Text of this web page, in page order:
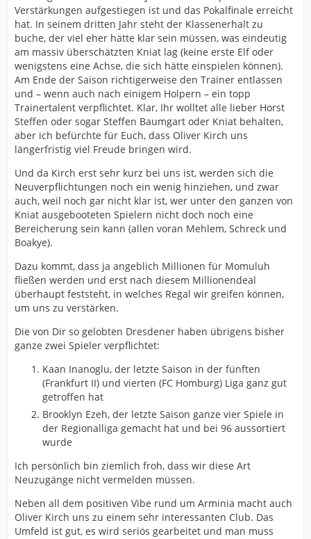
Verstärkungen aufgestiegen ist und das Pokalfinale erreicht
hat. In seinem dritten Jahr steht der Klassenerhalt zu
buche, der viel eher hätte klar sein müssen, was eindeutig
am massiv überschätzten Kniat lag (keine erste Elf oder
wenigstens eine Achse, die sich hätte einspielen können).
Am Ende der Saison richtigerweise den Trainer entlassen
und – wenn auch nach einigem Holpern – ein topp
Trainertalent verpflichtet. Klar, Ihr wolltet alle lieber Horst
Steffen oder sogar Steffen Baumgart oder Kniat behalten,
aber ich befürchte für Euch, dass Oliver Kirch uns
längerfristig viel Freude bringen wird.
Und da Kirch erst sehr kurz bei uns ist, werden sich die
Neuverpflichtungen noch ein wenig hinziehen, und zwar
auch, weil noch gar nicht klar ist, wer unter den ganzen von
Kniat ausgebooteten Spielern nicht doch noch eine
Bereicherung sein kann (allen voran Mehlem, Schreck und
Boakye).
Dazu kommt, dass ja angeblich Millionen für Momuluh
fließen werden und erst nach diesem Millionendeal
überhaupt feststeht, in welches Regal wir greifen können,
um uns zu verstärken.
Die von Dir so gelobten Dresdener haben übrigens bisher
ganze zwei Spieler verpflichtet:
Kaan Inanoglu, der letzte Saison in der fünften
(Frankfurt II) und vierten (FC Homburg) Liga ganz gut
getroffen hat
Brooklyn Ezeh, der letzte Saison ganze vier Spiele in
der Regionalliga gemacht hat und bei 96 aussortiert
wurde
Ich persönlich bin ziemlich froh, dass wir diese Art
Neuzugänge nicht vermelden müssen.
Neben all dem positiven Vibe rund um Arminia macht auch
Oliver Kirch uns zu einem sehr interessanten Club. Das
Umfeld ist gut, es wird seriös gearbeitet und man muss